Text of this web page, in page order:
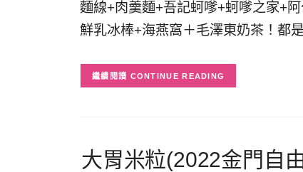
麵線+肉羹麵+吾記蚵嗲+蚵嗲之家+
鮮乳冰棒+海燕窩＋毛澤東奶茶！都
CONTINUE READING
大胃米粒(2022金門自